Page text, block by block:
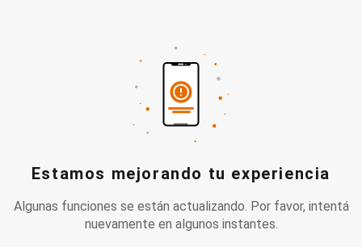
Estamos mejorando tu experiencia
Algunas funciones se están actualizando. Por favor, intentá
nuevamente en algunos instantes.